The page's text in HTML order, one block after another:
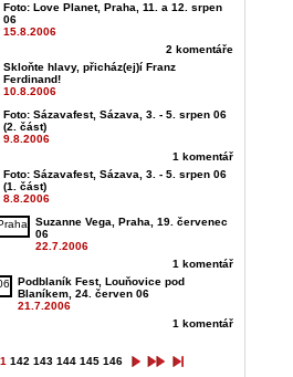
Foto: Love Planet, Praha, 11. a 12. srpen
06
15.8.2006
2 komentáře
Skloňte hlavy, přicház(ej)í Franz
Ferdinand!
10.8.2006
Foto: Sázavafest, Sázava, 3. - 5. srpen 06
(2. část)
9.8.2006
1 komentář
Foto: Sázavafest, Sázava, 3. - 5. srpen 06
(1. část)
8.8.2006
Suzanne Vega, Praha, 19. červenec
06
22.7.2006
1 komentář
Podblaník Fest, Louňovice pod
Blaníkem, 24. červen 06
21.7.2006
1 komentář
142 143 144 145 146